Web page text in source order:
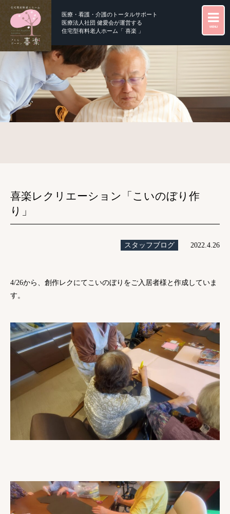
MENU
医療・看護・介護のトータルサポート
医療法人社団 健愛会が運営する
住宅型有料老人ホーム「 喜楽 」
喜楽レクリエーション「こいのぼり作
り」
スタッフブログ 2022.4.26
4/26から、創作レクにてこいのぼりをご入居者様と作成していま
す。